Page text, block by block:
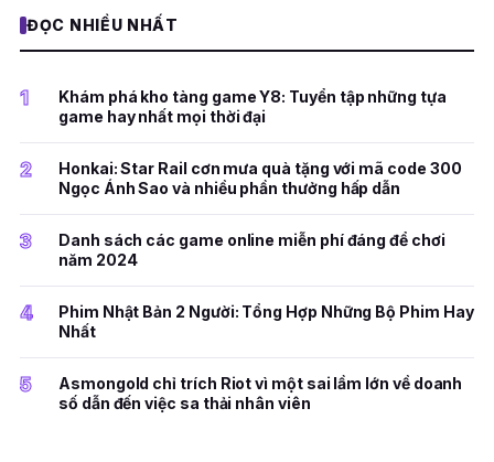
ĐỌC NHIỀU NHẤT
1
Khám phá kho tàng game Y8: Tuyển tập những tựa
game hay nhất mọi thời đại
2
Honkai: Star Rail cơn mưa quà tặng với mã code 300
Ngọc Ánh Sao và nhiều phần thưởng hấp dẫn
3
Danh sách các game online miễn phí đáng để chơi
năm 2024
4
Phim Nhật Bản 2 Người: Tổng Hợp Những Bộ Phim Hay
Nhất
5
Asmongold chỉ trích Riot vì một sai lầm lớn về doanh
số dẫn đến việc sa thải nhân viên